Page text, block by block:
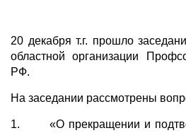
20 декабря т.г. прошло
областной организации
РФ.
На заседании рассмотрены
1. «О прекращении и